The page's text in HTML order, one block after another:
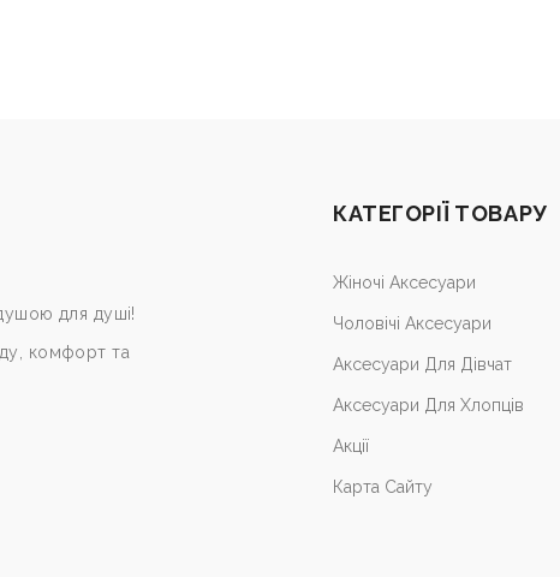
для душі!
комфорт та
КАТЕГОРІЇ ТОВАРУ
Жіночі Аксесуари
Чоловічі Аксесуари
Аксесуари Для Дівчат
Аксесуари Для Хлопців
Акції
Карта Сайту